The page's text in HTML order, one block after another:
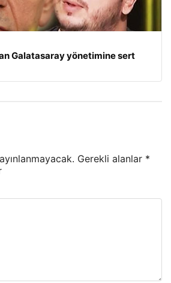
Galatasaray yönetimine sert
Gerekli alanlar *